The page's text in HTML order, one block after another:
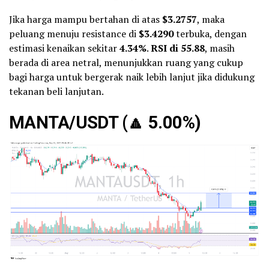
Jika harga mampu bertahan di atas $3.2757, maka
peluang menuju resistance di $3.4290terbuka, dengan
estimasi kenaikan sekitar4.34%.RSI di 55.88, masih
berada di area netral, menunjukkan ruang yang cukup
bagi harga untuk bergerak naik lebih lanjut jika didukung
tekanan beli lanjutan.
MANTA/USDT (🔼 5.00%)